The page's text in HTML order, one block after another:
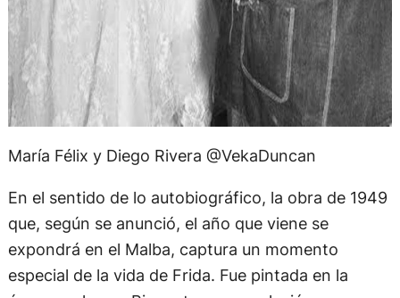
María Félix y Diego Rivera @VekaDuncan
En el sentido de lo autobiográfico, la obra de 1949
que, según se anunció, el año que viene se
expondrá en el Malba, captura un momento
especial de la vida de Frida. Fue pintada en la